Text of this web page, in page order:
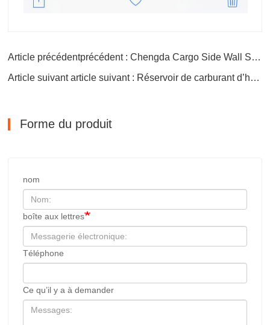
Article précédentprécédent : Chengda Cargo Side Wall Semi Remorque
Article suivant article suivant : Réservoir de carburant d’huile Semi remorque Camion-citerne d’eau
Forme du produit
nom
boîte aux lettres
Téléphone
Ce qu’il y a à demander